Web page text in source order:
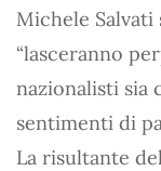
Michele Salvati
“lasceranno
nazionalisti sia
sentimenti di
La risultante